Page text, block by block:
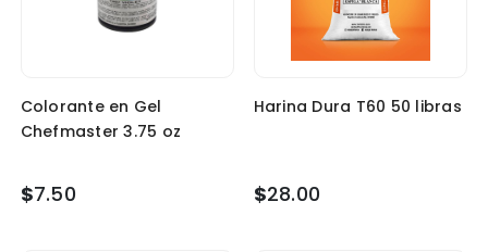
Colorante en Gel
Chefmaster 3.75 oz
$7.50
Harina Dura T60 50 libras
$28.00